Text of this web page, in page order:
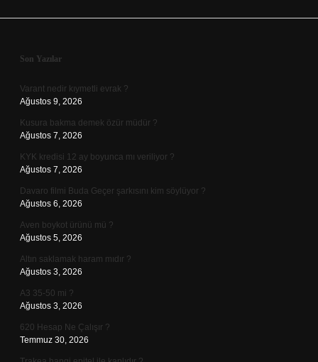
Sidebar
Son Yazılar
Varant nedir kıymetli evrak ?
Ağustos 9, 2026
Kusura bakma demek özür müdür ?
Ağustos 7, 2026
KYK kredisi 12 ay boyunca mı veriliyor ?
Ağustos 7, 2026
Davaro filmi Buda Geçer şarkısını kim söylüyor ?
Ağustos 6, 2026
Aven boykot ürünü mü ?
Ağustos 5, 2026
Altın saklamak haram mıdır ?
Ağustos 3, 2026
A3 35-50 mi ?
Ağustos 3, 2026
620 Hesap Ne Çalışır ?
Temmuz 30, 2026